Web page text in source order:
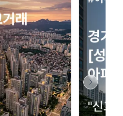
도 연결 안내
하지 않아 지도를 불러올 수 없습니다.
을 드려 죄송합니다.
다시 시도